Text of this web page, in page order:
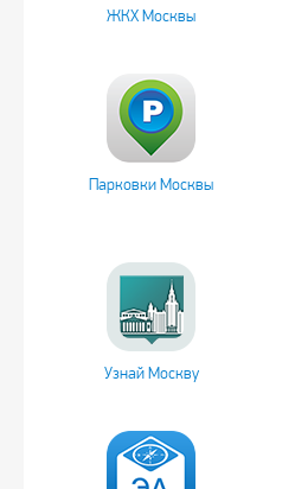
ЖКХ Москвы
Парковки Москвы
Узнай Москву